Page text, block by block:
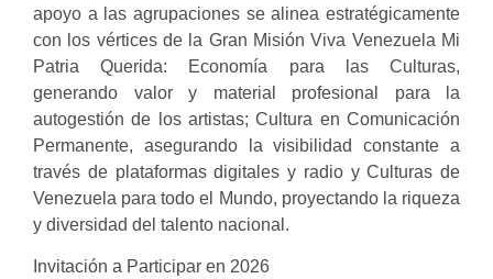
apoyo a las agrupaciones se alinea estratégicamente
con los vértices de la Gran Misión Viva Venezuela Mi
Patria Querida: Economía para las Culturas,
generando valor y material profesional para la
autogestión de los artistas; Cultura en Comunicación
Permanente, asegurando la visibilidad constante a
través de plataformas digitales y radio y Culturas de
Venezuela para todo el Mundo, proyectando la riqueza
y diversidad del talento nacional.
Invitación a Participar en 2026